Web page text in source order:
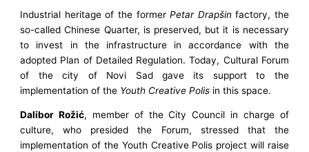
Industrial heritage of the formerPetar Drapšinfactory, the
so-called Chinese Quarter, is preserved, but it is necessary
to invest in the infrastructure in accordance with the
adopted Plan of Detailed Regulation. Today, Cultural Forum
of the city of Novi Sad gave its support to the
implementation of the Youth Creative Polis in this space.
Dalibor Rožić, member of the City Council in charge of
culture, who presided the Forum, stressed that the
implementation of the Youth Creative Polis project will raise